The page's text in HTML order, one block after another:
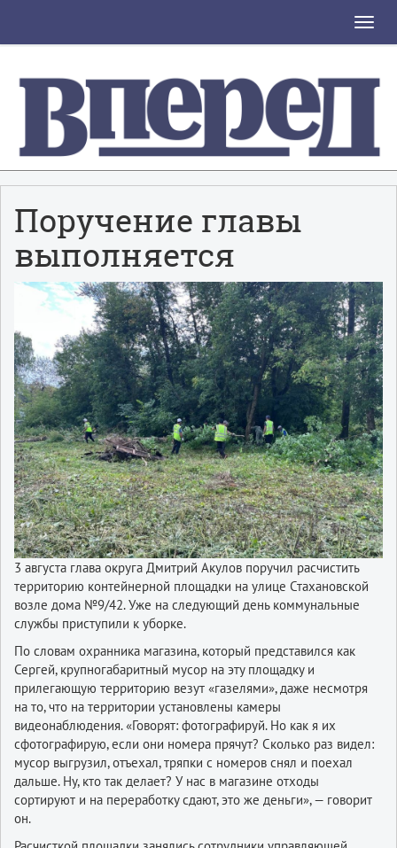
Toggle
Поручение главы
выполняется
3 августа глава округа Дмитрий Акулов поручил расчистить
территорию контейнерной площадки на улице Стахановской
возле дома №9/42. Уже на следующий день коммунальные
службы приступили к уборке.
По словам охранника магазина, который представился как
Сергей, крупногабаритный мусор на эту площадку и
прилегающую территорию везут «газелями», даже несмотря
на то, что на территории установлены камеры
видеонаблюдения. «Говорят: фотографируй. Но как я их
сфотографирую, если они номера прячут? Сколько раз видел:
мусор выгрузил, отъехал, тряпки с номеров снял и поехал
дальше. Ну, кто так делает? У нас в магазине отходы
сортируют и на переработку сдают, это же деньги», — говорит
он.